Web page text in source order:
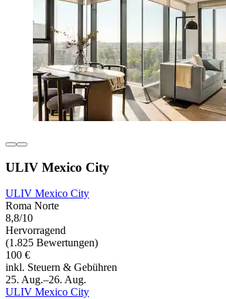
ULIV Mexico City
ULIV Mexico City
Roma Norte
8,8/10
Hervorragend
(1.825 Bewertungen)
100 €
inkl. Steuern & Gebühren
25. Aug.–26. Aug.
ULIV Mexico City